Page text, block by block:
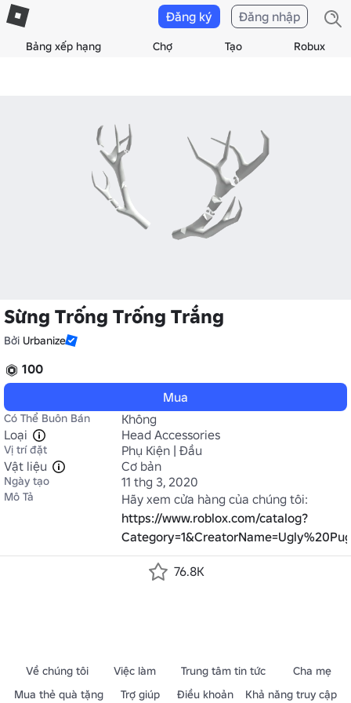
Bảng xếp hạng Chợ Tạo Robux
Đăng ký Đăng nhập
Sừng Trống Trống Trắng
Bởi Urbanize
100
Mua
Có Thể Buôn Bán
Không
Loại
Head Accessories
Vị trí đặt
Phụ Kiện | Đầu
Vật liệu
Cơ bản
Ngày tạo 11 thg 3, 2020
Mô Tả
https://www.roblox.com/catalog?
76.8K
Về chúng tôi Việc làm Trung tâm tin tức
Cha mẹ
Mua thẻ quà tặng
Trợ giúp Điều khoản Khả năng truy cập